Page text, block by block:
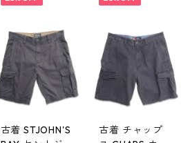
- gd406496n
w50629
古着 STJOHN'S
古着 チャップ